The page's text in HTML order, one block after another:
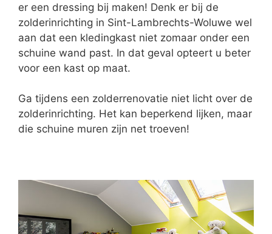
er een dressing bij maken! Denk er bij de
zolderinrichting in Sint-Lambrechts-Woluwe wel
aan dat een kledingkast niet zomaar onder een
schuine wand past. In dat geval opteert u beter
voor een kast op maat.
Ga tijdens een zolderrenovatie niet licht over de
zolderinrichting. Het kan beperkend lijken, maar
die schuine muren zijn net troeven!